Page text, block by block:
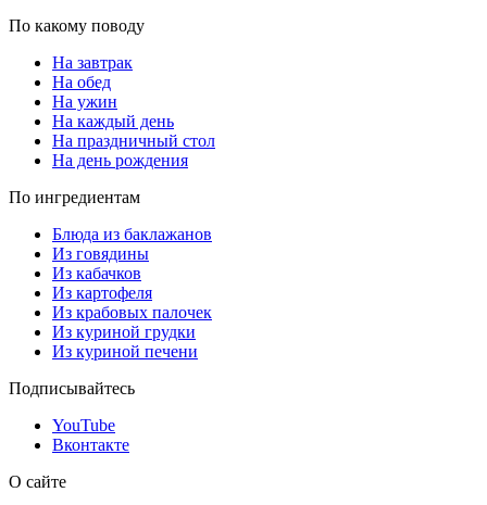
По какому поводу
На завтрак
На обед
На ужин
На каждый день
На праздничный стол
На день рождения
По ингредиентам
Блюда из баклажанов
Из говядины
Из кабачков
Из картофеля
Из крабовых палочек
Из куриной грудки
Из куриной печени
Подписывайтесь
YouTube
Вконтакте
О сайте